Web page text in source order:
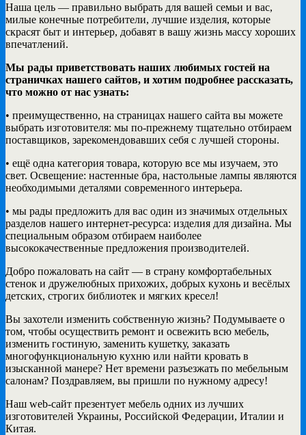
Наша цель — правильно выбрать для вашей семьи и вас,
милые конечные потребители, лучшие изделия, которые
скрасят быт и интерьер, добавят в вашу жизнь массу хороших
впечатлений.
Мы рады приветствовать наших любимых гостей на
страничках нашего сайтов, и хотим подробнее рассказать,
что можно от нас узнать:
• преимущественно, на страницах нашего сайта вы можете
выбрать изготовителя: мы по-прежнему тщательно отбираем
поставщиков, зарекомендовавших себя с лучшей стороны.
• ещё одна категория товара, которую все мы изучаем, это
свет. Освещение: настенные бра, настольные лампы являются
необходимыми деталями современного интерьера.
• мы рады предложить для вас один из значимых отдельных
разделов нашего интернет-ресурса: изделия для дизайна. Мы
специальным образом отбираем наиболее
высококачественные предложения производителей.
Добро пожаловать на сайт — в страну комфортабельных
стенок и дружелюбных прихожих, добрых кухонь и весёлых
детских, строгих библиотек и мягких кресел!
Вы захотели изменить собственную жизнь? Подумываете о
том, чтобы осуществить ремонт и освежить всю мебель,
изменить гостиную, заменить кушетку, заказать
многофункциональную кухню или найти кровать в
изысканной манере? Нет времени разъезжать по мебельным
салонам? Поздравляем, вы пришли по нужному адресу!
Наш web-сайт презентует мебель одних из лучших
изготовителей Украины, Российской Федерации, Италии и
Китая.